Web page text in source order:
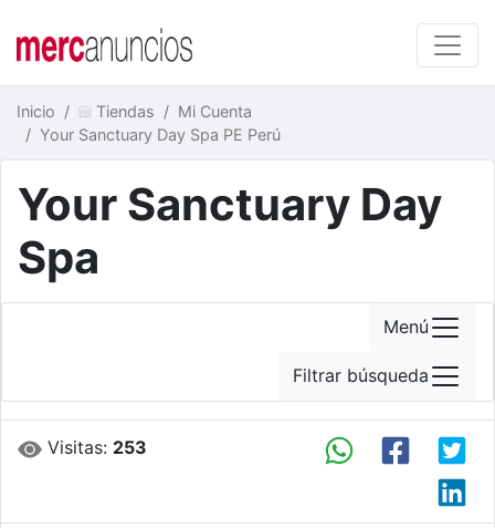
Inicio Tiendas
Mi Cuenta
Your Sanctuary Day Spa PE Perú
Your Sanctuary Day
Spa
Visitas: 253
Menú
Filtrar búsqueda